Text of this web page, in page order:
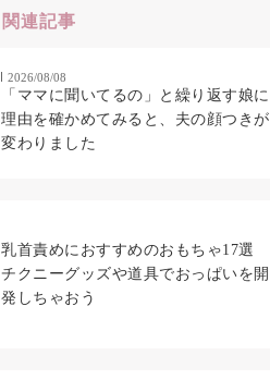
関連記事
2026/08/08
「ママに聞いてるの」と繰り返す娘に
理由を確かめてみると、夫の顔つきが
変わりました
乳首責めにおすすめのおもちゃ17選
チクニーグッズや道具でおっぱいを開
発しちゃおう